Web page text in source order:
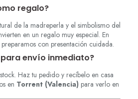
regalo?
de la madreperla y el simbolismo del
en un regalo muy especial. En
con presentación cuidada.
envío inmediato?
Haz tu pedido y recíbelo en casa
en Torrent (Valencia) para verlo en